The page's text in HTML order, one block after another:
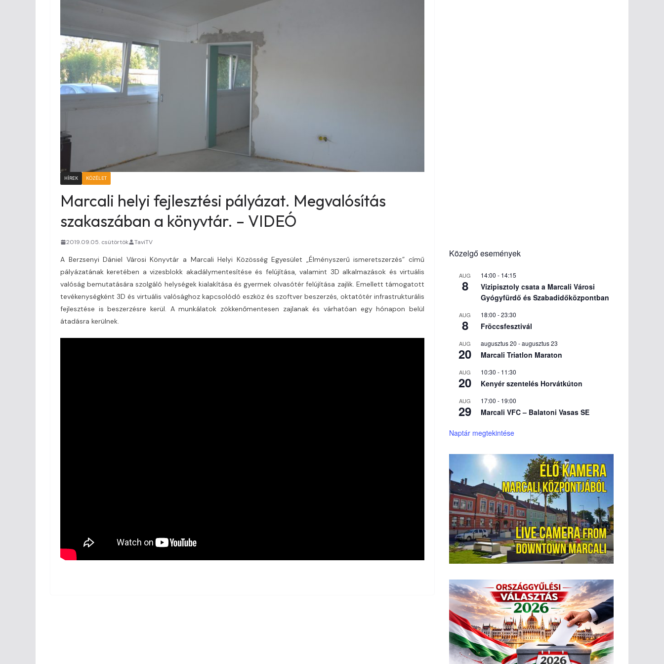
HÍREK KÖZÉLET
Marcali helyi fejlesztési pályázat. Megvalósítás
szakaszában a könyvtár. – VIDEÓ
2019.09.05. csütörtök TaviTV
A Berzsenyi Dániel Városi Könyvtár a Marcali Helyi Közösség Egyesület „Élményszerű ismeretszerzés” című
pályázatának keretében a vizesblokk akadálymentesítése és felújítása, valamint 3D alkalmazások és virtuális
valóság bemutatására szolgáló helységek kialakítása és gyermek olvasótér felújítása zajlik. Emellett támogatott
tevékenységként 3D és virtuális valósághoz kapcsolódó eszköz és szoftver beszerzés, oktatótér infrastrukturális
fejlesztése is beszerzésre kerül. A munkálatok zökkenőmentesen zajlanak és várhatóan egy hónapon belül
átadásra kerülnek.
Közelgő események
AUG
8
14:00 - 14:15
Vizipisztoly csata a Marcali Városi
Gyógyfürdő és Szabadidőközpontban
AUG
8
18:00 -23:30
Fröccsfesztivál
AUG
20
augusztus 20 -augusztus 23
Marcali Triatlon Maraton
AUG
20
10:30 - 11:30
Kenyér szentelés Horvátkúton
AUG
29
17:00 - 19:00
Marcali VFC – Balatoni Vasas SE
Naptár megtekintése